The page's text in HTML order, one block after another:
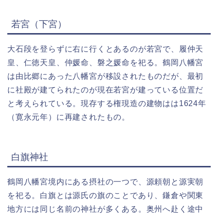
若宮（下宮）
大石段を登らずに右に行くとあるのが若宮で、履仲天
皇、仁徳天皇、仲媛命、磐之媛命を祀る。鶴岡八幡宮
は由比郷にあった八幡宮が移設されたものだが、最初
に社殿が建てられたのが現在若宮が建っている位置だ
と考えられている。現存する権現造の建物はは1624年
（寛永元年）に再建されたもの。
白旗神社
鶴岡八幡宮境内にある摂社の一つで、源頼朝と源実朝
を祀る。白旗とは源氏の旗のことであり、鎌倉や関東
地方には同じ名前の神社が多くある。奥州へ赴く途中